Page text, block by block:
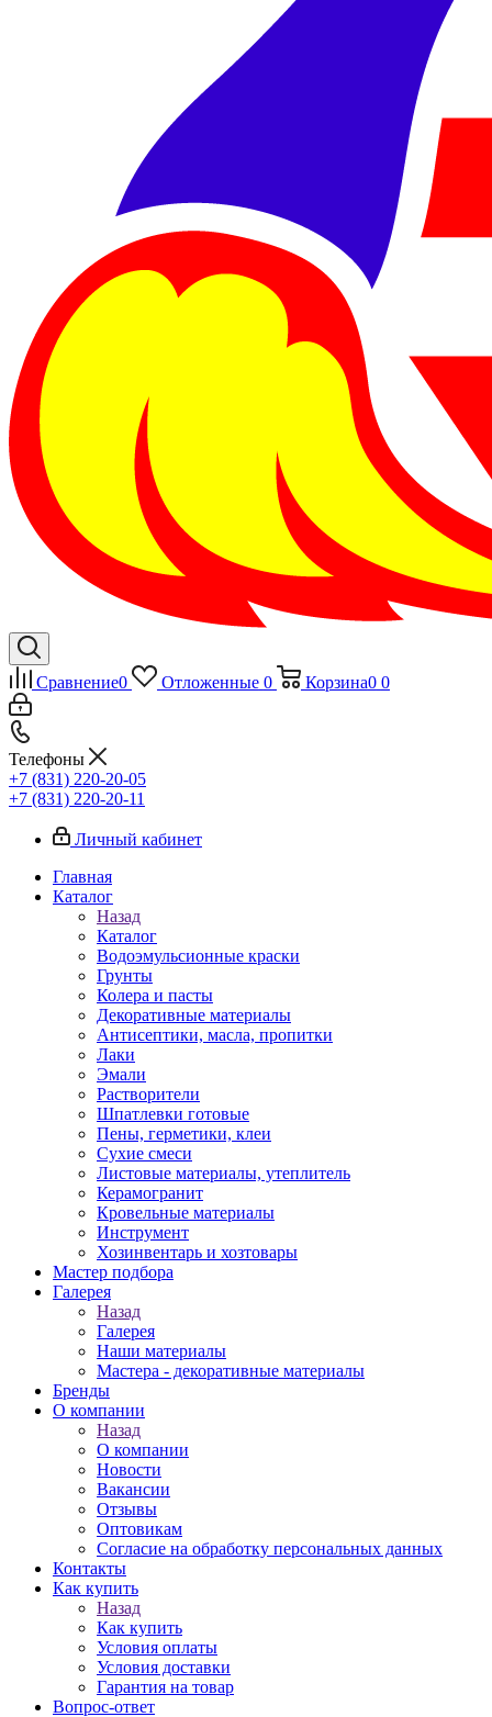
Сравнение0 Отложенные 0 Корзина0 0
Телефоны
+7 (831) 220-20-05
+7 (831) 220-20-11
Личный кабинет
Главная
Каталог
Назад
Каталог
Водоэмульсионные краски
Грунты
Колера и пасты
Декоративные материалы
Антисептики, масла, пропитки
Лаки
Эмали
Растворители
Шпатлевки готовые
Пены, герметики, клеи
Сухие смеси
Листовые материалы, утеплитель
Керамогранит
Кровельные материалы
Инструмент
Хозинвентарь и хозтовары
Мастер подбора
Галерея
Назад
Галерея
Наши материалы
Мастера - декоративные материалы
Бренды
О компании
Назад
О компании
Новости
Вакансии
Отзывы
Оптовикам
Cогласие на обработку персональных данных
Контакты
Как купить
Назад
Как купить
Условия оплаты
Условия доставки
Гарантия на товар
Вопрос-ответ